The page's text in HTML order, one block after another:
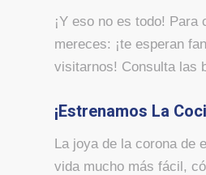
¡Y eso no es todo!
mereces: ¡te esperan
visitarnos! Consulta las
¡Estrenamos La
La joya de la corona de
vida mucho más fácil,